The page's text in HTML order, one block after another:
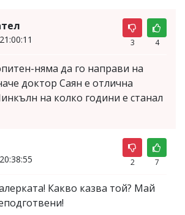
3 4
няма да го направи на
доктор Саян е отлична
на колко години е станал
2 7
Какво казва той? Май